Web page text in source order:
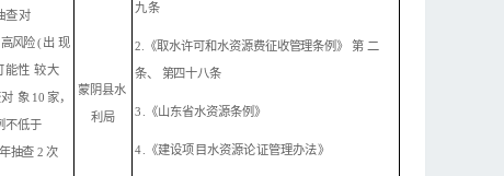
查对
风险( 出 现
能性 较大
象10 家，
不低于
年抽查2 次
蒙阴县水
利局
九条
2.《取水许可和水资源费征收管理条例》第 二
条、 第四十八条
3. 《山东省水资源条例》
4.《建设项目水资源论证管理办法》